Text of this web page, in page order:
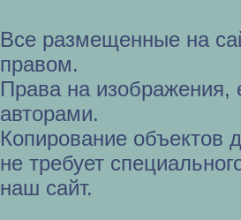
Все размещенные на
правом.
Права на изображения,
авторами.
Копирование объектов
не требует
наш сайт.